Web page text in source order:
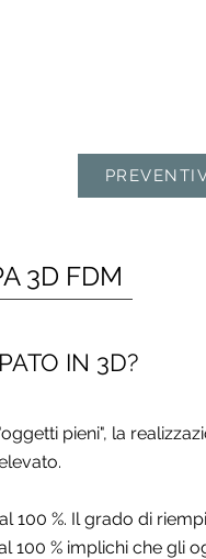
3D FDM
IN 3D?
pieni", la
100 %. Il grado di
100 % implichi che gli